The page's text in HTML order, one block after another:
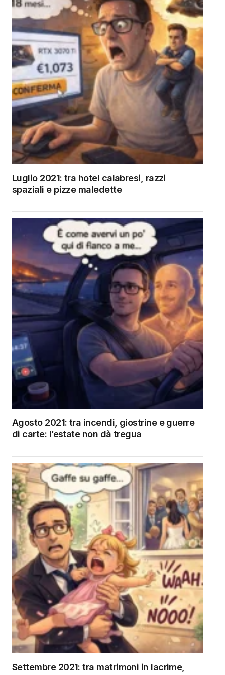
Luglio 2021: tra hotel calabresi, razzi
spaziali e pizze maledette
Agosto 2021: tra incendi, giostrine e guerre
di carte: l’estate non dà tregua
Settembre 2021: tra matrimoni in lacrime,